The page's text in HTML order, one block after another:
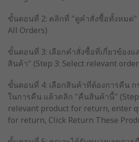
ขั้นตอนที่ 2: คลิกที่ "ดูคำสั่งซื้อทั้งหมด"
All Orders)
ขั้นตอนที่ 3: เลือกคำสั่งซื้อที่เกี่ยวข้อง
สินค้า" (Step 3: Select relevant
ขั้นตอนที่ 4: เลือกสินค้าที่ต้องการคืน ก
ในการคืน แล้วคลิก "คืนสินค้านี้" (Step
relevant product for return, enter
for return, Click Return These